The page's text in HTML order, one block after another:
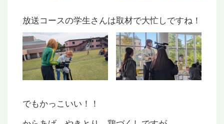
放送コースの学生さんは取材で大忙しですね！
でもかっこいい！！